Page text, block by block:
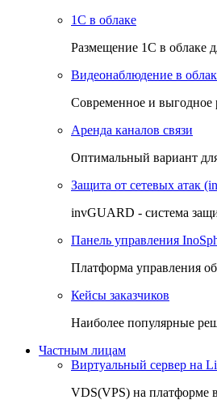
1C в облаке
Размещение 1С в облаке
Видеонаблюдение в
Cовременное и выгодное
Аренда каналов связи
Оптимальный вариант
Защита от сетевых атак
invGUARD - система
Панель управления
Платформа управления
Кейсы заказчиков
Наиболее популярные
Частным лицам
Виртуальный сервер на
VDS(VPS) на платформе